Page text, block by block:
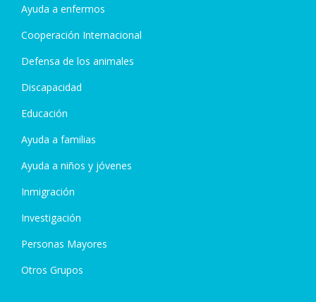
Ayuda a enfermos
Cooperación Internacional
Defensa de los animales
Discapacidad
Educación
Ayuda a familias
Ayuda a niños y jóvenes
Inmigración
Investigación
Personas Mayores
Otros Grupos